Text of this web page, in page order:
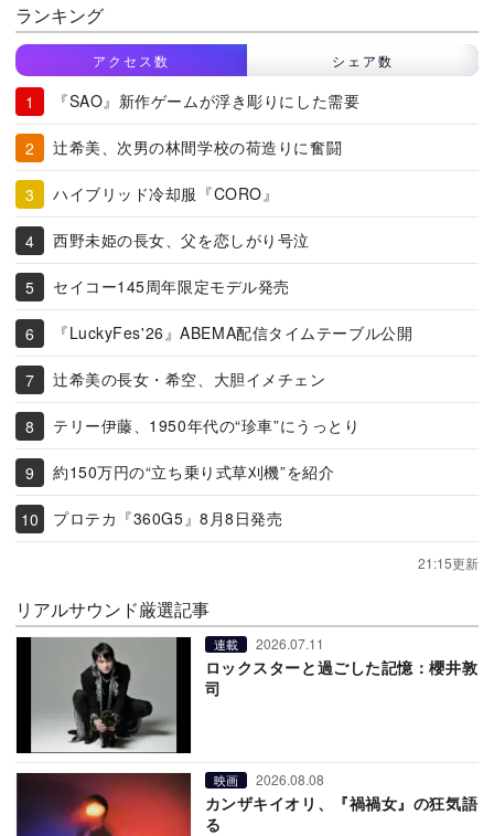
ランキング
アクセス数 シェア数
『SAO』新作ゲームが浮き彫りにした需要
辻希美、次男の林間学校の荷造りに奮闘
ハイブリッド冷却服『CORO』
西野未姫の長女、父を恋しがり号泣
セイコー145周年限定モデル発売
『LuckyFes'26』ABEMA配信タイムテーブル公開
辻希美の長女・希空、大胆イメチェン
テリー伊藤、1950年代の“珍車”にうっとり
約150万円の“立ち乗り式草刈機”を紹介
プロテカ『360G5』8月8日発売
21:15更新
リアルサウンド厳選記事
連載 2026.07.11
ロックスターと過ごした記憶：櫻井敦
司
映画 2026.08.08
カンザキイオリ、『禍禍女』の狂気語
る